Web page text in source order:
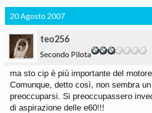
20 Agosto 2007
teo256
Secondo Pilota
ma sto cip è più importante del
Comunque, detto così, non sembra
preoccuparsi. Si preoccupassero
di aspirazione delle e60!!!